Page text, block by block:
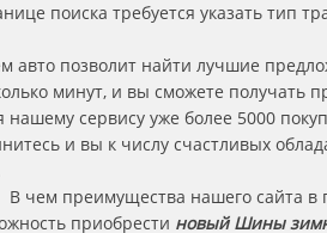
поиска требуется указать тип
позволит найти лучшие
минут, и вы сможете получать
нашему сервису уже более 5000
и вы к числу счастливых
В чем преимущества нашего сайта
приобрести новый Шины